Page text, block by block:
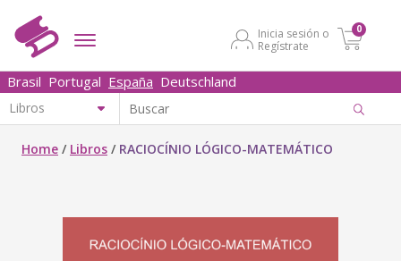
Inicia sesión o
Regístrate
0
Brasil Portugal España Deutschland
Home / Libros / RACIOCÍNIO LÓGICO-MATEMÁTICO